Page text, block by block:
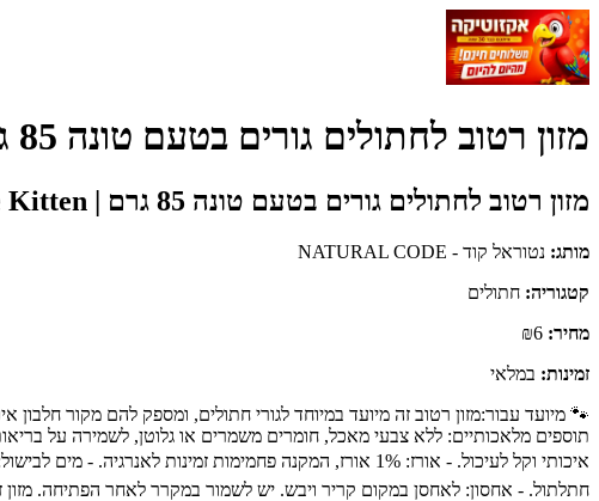
מזון רטוב לחתולים גורים בטעם טונה 85 גרם | Natural Code Kitten - נטוראל קוד - NATURAL CODE
מזון רטוב לחתולים גורים בטעם טונה 85 גרם | Natural Code Kitten
מותג: נטוראל קוד - NATURAL CODE
קטגוריה: חתולים
מחיר:
זמינות: במלאי
איכותי וקל לעיכול. - אורז: 1% אורז, המקנה פחמימות
חתלתול. - אחסון: לאחסן במקום קריר ויבש. יש לשמור במקרר לאחר הפתיחה. מזון